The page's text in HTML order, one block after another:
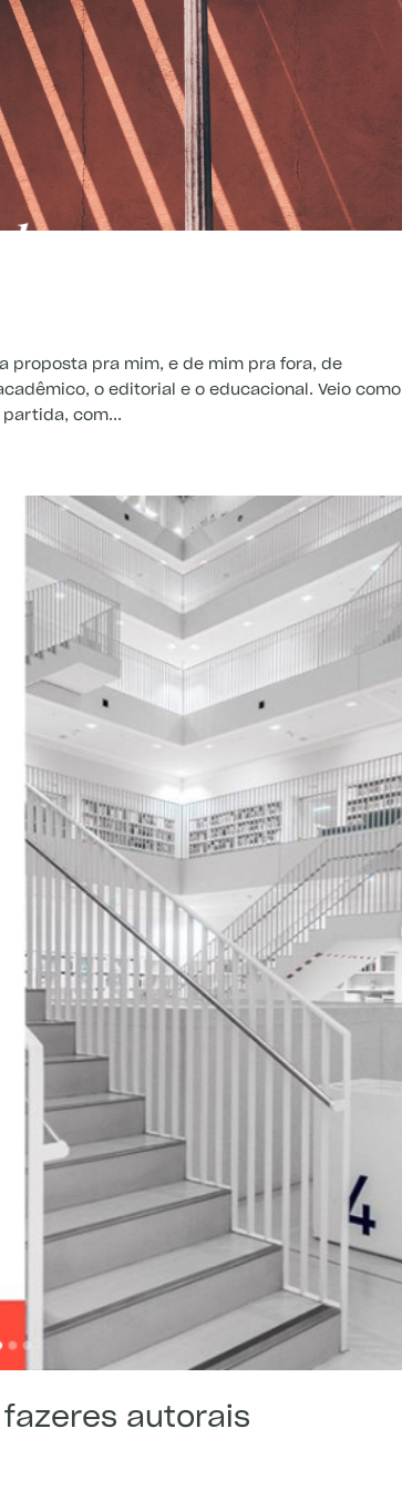
proposta pra mim, e de mim pra fora, de
o editorial e o educacional. Veio como
com...
autorais